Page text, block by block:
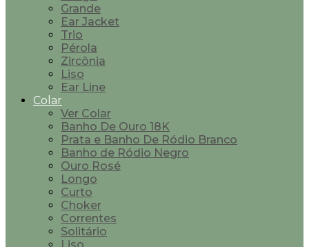
Grande
Ear Jacket
Trio
Pérola
Zircônia
Liso
Ear Line
Colar
Ver Colar
Banho De Ouro 18K
Prata e Banho De Ródio Branco
Banho de Ródio Negro
Ouro Rosé
Longo
Curto
Choker
Correntes
Solitário